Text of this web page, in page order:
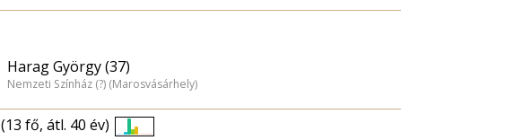
Harag György (37)
Nemzeti Színház (?) (Marosvásárhely)
(13 fő, átl. 40 év)